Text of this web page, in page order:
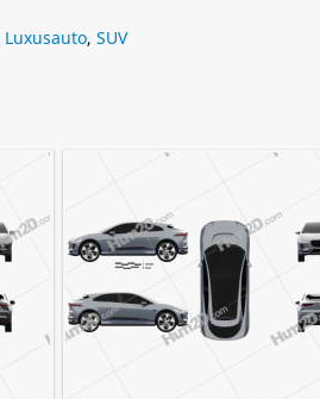
Luxusauto, SUV